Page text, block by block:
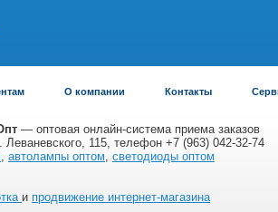
О компании Контакты
— оптовая онлайн-система приема заказов
Леваневского, 115, телефон +7 (963) 042-32-74
, автолампы оптом, светодиоды оптом
и продвижение интернет-магазина